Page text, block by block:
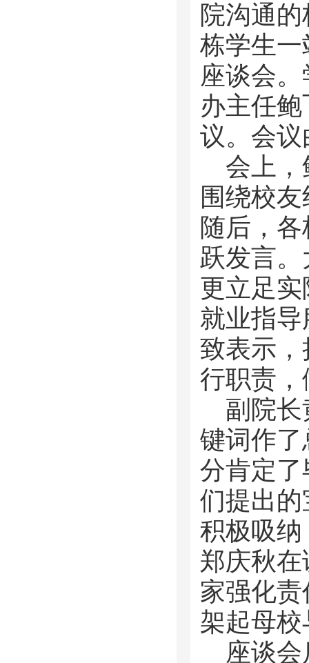
院沟通
栋学生
座谈会
办主任
议。会
会上
围绕校
随后，
跃发言
更立足
就业指
致表示
行职责，
副院长
键词作
分肯定
们提出
积极吸
郑庆秋
家强化
架起母
座谈